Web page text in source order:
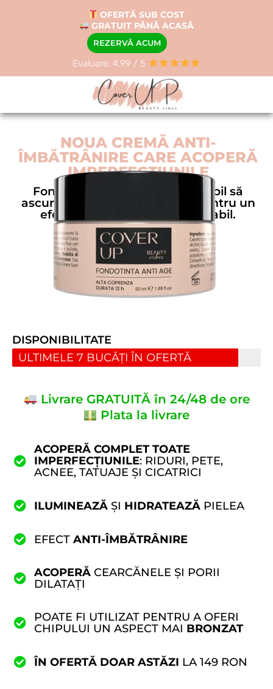
OFERTĂ SUB COST
GRATUIT PÂNĂ ACASĂ
REZERVĂ ACUM
Evaluare: 4.99 / 5
NOUA CREMĂ ANTI-
ÎMBĂTRÂNIRE CARE ACOPERĂ
IMPERFECȚIUNILE
Fond de ten revoluționar capabil să
ascundă orice imperfecțiune pentru un
efect anti-îmbătrânire impecabil.
DISPONIBILITATE
ULTIMELE 7 BUCĂȚI ÎN OFERTĂ
Livrare GRATUITĂ în 24/48 de ore
Plata la livrare
ACOPERĂ COMPLET TOATE
IMPERFECȚIUNILE: RIDURI, PETE,
ACNEE, TATUAJE ȘI CICATRICI
ILUMINEAZĂ ȘI HIDRATEAZĂ PIELEA
EFECT ANTI-ÎMBĂTRÂNIRE
ACOPERĂ CEARCĂNELE ȘI PORII
DILATAȚI
POATE FI UTILIZAT PENTRU A OFERI
CHIPULUI UN ASPECT MAI BRONZAT
ÎN OFERTĂ DOAR ASTĂZI LA 149 RON